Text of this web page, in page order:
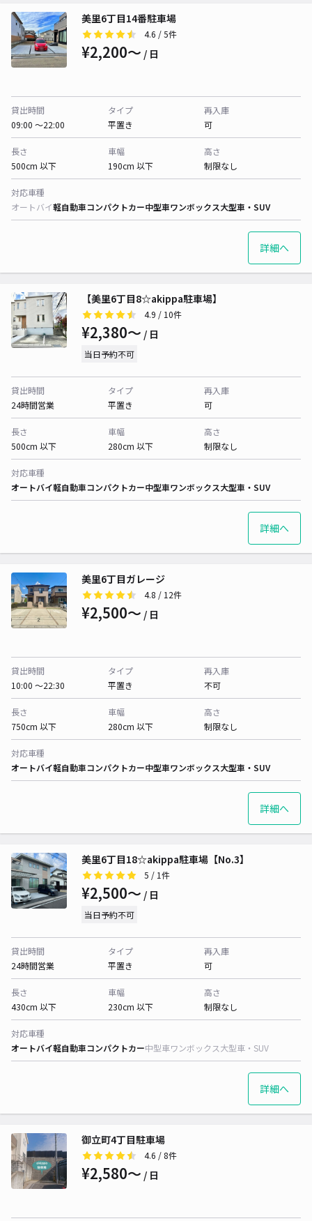
美里6丁目14番駐車場
4.6 / 5件
¥2,200〜 / 日
貸出時間
09:00 〜22:00
タイプ
平置き
再入庫
可
長さ
500cm 以下
車幅
190cm 以下
高さ
制限なし
対応車種
オートバイ軽自動車コンパクトカー中型車ワンボックス大型車・SUV
詳細へ
【美里6丁目8☆akippa駐車場】
4.9 / 10件
¥2,380〜 / 日
当日予約不可
貸出時間
24時間営業
タイプ
平置き
再入庫
可
長さ
500cm 以下
車幅
280cm 以下
高さ
制限なし
対応車種
オートバイ軽自動車コンパクトカー中型車ワンボックス大型車・SUV
詳細へ
美里6丁目ガレージ
4.8 / 12件
¥2,500〜 / 日
貸出時間
10:00 〜22:30
タイプ
平置き
再入庫
不可
長さ
750cm 以下
車幅
280cm 以下
高さ
制限なし
対応車種
オートバイ軽自動車コンパクトカー中型車ワンボックス大型車・SUV
詳細へ
美里6丁目18☆akippa駐車場【No.3】
5 / 1件
¥2,500〜 / 日
当日予約不可
貸出時間
24時間営業
タイプ
平置き
再入庫
可
長さ
430cm 以下
車幅
230cm 以下
高さ
制限なし
対応車種
オートバイ軽自動車コンパクトカー中型車ワンボックス大型車・SUV
詳細へ
御立町4丁目駐車場
4.6 / 8件
¥2,580〜 / 日